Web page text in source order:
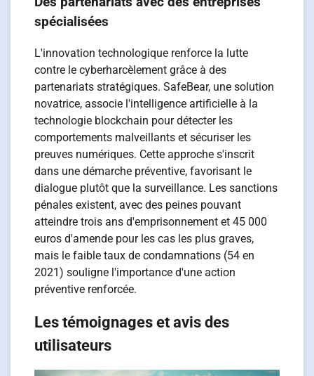
spécialisées
L'innovation technologique renforce la lutte
contre le cyberharcèlement grâce à des
partenariats stratégiques. SafeBear, une solution
novatrice, associe l'intelligence artificielle à la
technologie blockchain pour détecter les
comportements malveillants et sécuriser les
preuves numériques. Cette approche s'inscrit
dans une démarche préventive, favorisant le
dialogue plutôt que la surveillance. Les sanctions
pénales existent, avec des peines pouvant
atteindre trois ans d'emprisonnement et 45 000
euros d'amende pour les cas les plus graves,
mais le faible taux de condamnations (54 en
2021) souligne l'importance d'une action
préventive renforcée.
Les témoignages et avis des
utilisateurs